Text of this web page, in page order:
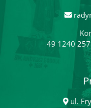
49 1240
ul.